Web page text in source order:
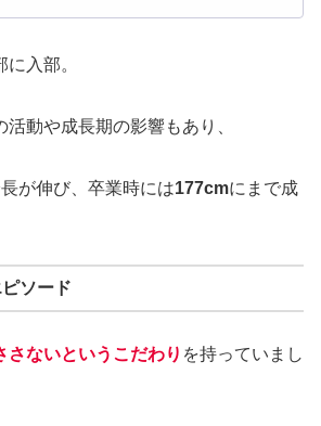
入部。
動や成長期の影響もあり、
が伸び、卒業時には177cmにまで成
ソード
さないというこだわり を持っていまし